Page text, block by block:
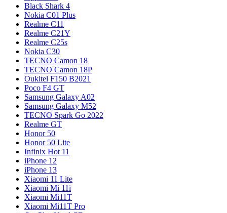
Black Shark 4
Nokia C01 Plus
Realme C11
Realme C21Y
Realme C25s
Nokia C30
TECNO Camon 18
TECNO Camon 18P
Oukitel F150 B2021
Poco F4 GT
Samsung Galaxy A02
Samsung Galaxy M52
TECNO Spark Go 2022
Realme GT
Honor 50
Honor 50 Lite
Infinix Hot 11
iPhone 12
iPhone 13
Xiaomi 11 Lite
Xiaomi Mi 11i
Xiaomi Mi11T
Xiaomi Mi11T Pro